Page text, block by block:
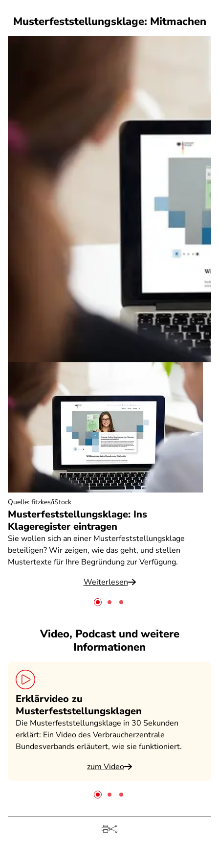
Musterfeststellungsklage: Mitmachen
Musterfeststellungsklage: Ins
Klageregister eintragen
Sie wollen sich an einer Musterfeststellungsklage
beteiligen? Wir zeigen, wie das geht, und stellen
Mustertexte für Ihre Begründung zur Verfügung.
Weiterlesen
Quelle: fitzkes/iStock
Video, Podcast und weitere
Informationen
Erklärvideo zu
Musterfeststellungsklagen
Die Musterfeststellungsklage in 30 Sekunden
erklärt: Ein Video des Verbraucherzentrale
Bundesverbands erläutert, wie sie funktioniert.
zum Video